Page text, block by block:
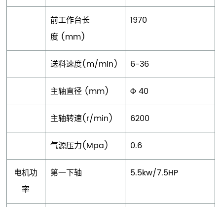
前工作台长
度 (mm)
1970
送料速度(m/min) 6-36
主轴直径 (mm) Φ 40
主轴转速(r/min) 6200
气源压力(Mpa) 0.6
电机功
率
第一下轴 5.5kw/7.5HP